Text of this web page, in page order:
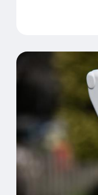
Contribution